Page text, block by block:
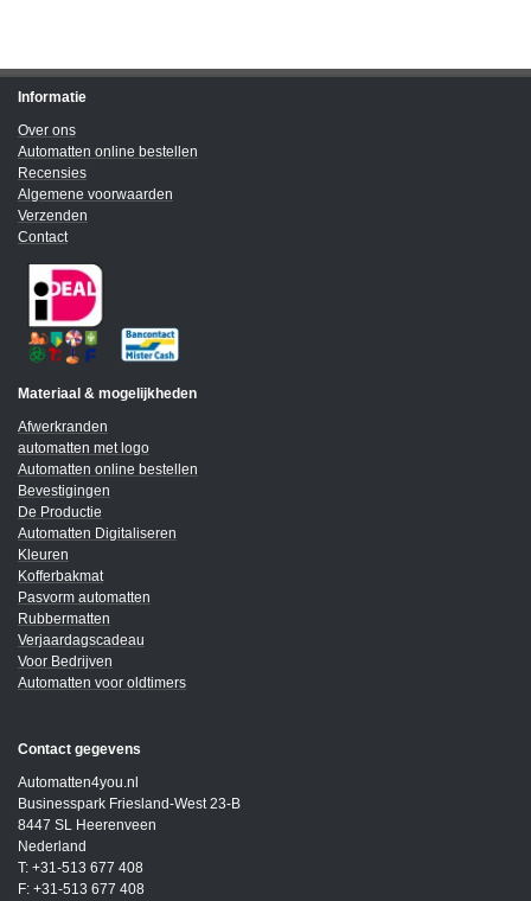
Informatie
Over ons
Automatten online bestellen
Recensies
Algemene voorwaarden
Verzenden
Contact
Materiaal & mogelijkheden
Afwerkranden
automatten met logo
Automatten online bestellen
Bevestigingen
De Productie
Automatten Digitaliseren
Kleuren
Kofferbakmat
Pasvorm automatten
Rubbermatten
Verjaardagscadeau
Voor Bedrijven
Automatten voor oldtimers
Contact gegevens
Automatten4you.nl
Businesspark Friesland-West 23-B
8447 SL Heerenveen
Nederland
T: +31-513 677 408
F: +31-513 677 408